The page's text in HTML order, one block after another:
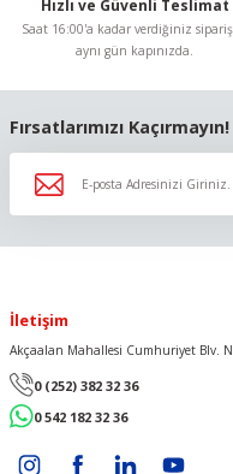
Hızlı ve Güvenli Teslimat
Saat 16:00'a kadar verdiğiniz
aynı gün kapınızda.
Fırsatlarımızı Kaçırmayın!
İletişim
Akçaalan Mahallesi Cumhuriyet Blv.
0 (252) 382 32 36
0 542 182 32 36